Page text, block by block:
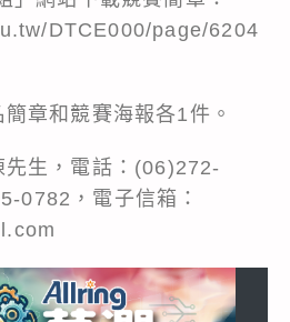
DTCE000/page/6204
章和競賽海報各1件。
先生，電話：(06)272-
0782，電子信箱：